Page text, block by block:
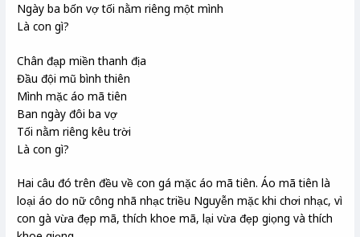
Ngày ba bốn vợ tối nằm riêng một mình
Là con gì?
Chân đạp miền thanh địa
Đầu đội mũ bình thiên
Mình mặc áo mã tiên
Ban ngày đôi ba vợ
Tối nằm riêng kêu trời
Là con gì?
Hai câu đó trên đều về con gá mặc áo mã tiên. Áo mã tiên là
loại áo do nữ công nhã nhạc triều Nguyễn mặc khi chơi nhạc, vì
con gà vừa đẹp mã, thích khoe mã, lại vừa đẹp giọng và thích